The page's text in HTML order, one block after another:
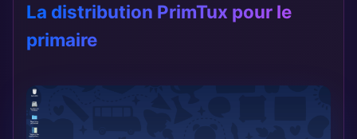
La distribution PrimTux pour le
primaire